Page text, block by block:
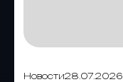
Новости28.07.2026